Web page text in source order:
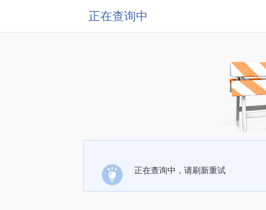
正在查询中
正在查询中，请刷新重试